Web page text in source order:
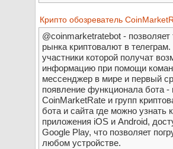
Крипто обозреватель
@coinmarketratebot -
рынка криптовалют в
участники которой получат
информацию при помощи
мессенджер в мире и первый
появление функционала бота
CoinMarketRate и групп
бота и сайта где можно узнать
приложения iOS и Android,
Google Play, что позволяет
любом устройстве.